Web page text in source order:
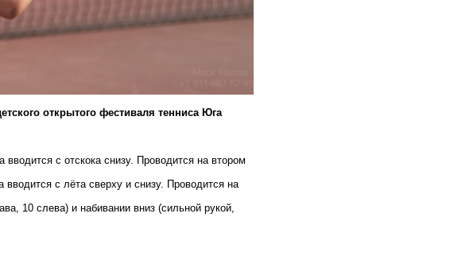
открытого фестиваля тенниса Юга
с отскока снизу. Проводится на втором
с лёта сверху и снизу. Проводится на
10 слева) и набивании вниз (сильной рукой,